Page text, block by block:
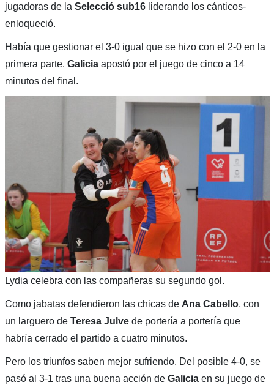
jugadoras de la Selecció sub16liderando los cánticos-
enloqueció.
Había que gestionar el 3-0 igual que se hizo con el 2-0 en la
primera parte. Galiciaapostó por el juego de cinco a 14
minutos del final.
Lydia celebra con las compañeras su segundo gol.
Como jabatas defendieron las chicas de Ana Cabello, con
un larguero de Teresa Julvede portería a portería que
habría cerrado el partido a cuatro minutos.
Pero los triunfos saben mejor sufriendo. Del posible 4-0, se
pasó al 3-1 tras una buena acción de Galiciaen su juego de